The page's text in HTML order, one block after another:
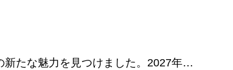
で客家のゆったりとした暮らしを体験しましょう